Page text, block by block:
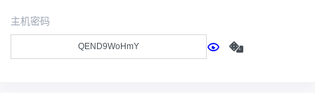
主机密码